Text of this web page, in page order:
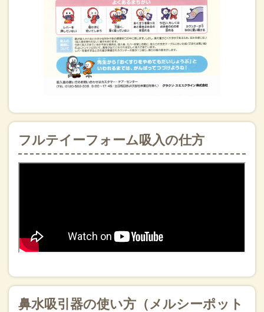
フルテイーフォーム吸入の仕方
鼻水吸引器の使い方（メルシーポット